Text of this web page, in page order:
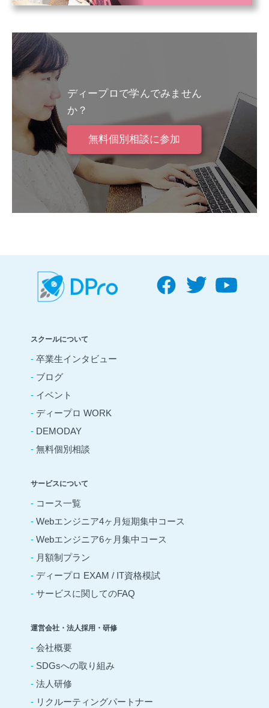
ディープロで学んでみません
か？
無料個別相談に参加
スクールについて
- 卒業生インタビュー
- ブログ
- イベント
- ディープロ WORK
- DEMODAY
- 無料個別相談
サービスについて
- コース一覧
- Webエンジニア4ヶ月短期集中コース
- Webエンジニア6ヶ月集中コース
- 月額制プラン
- ディープロ EXAM / IT資格模試
- サービスに関してのFAQ
運営会社・法人採用・研修
- 会社概要
- SDGsへの取り組み
- 法人研修
- リクルーティングパートナー